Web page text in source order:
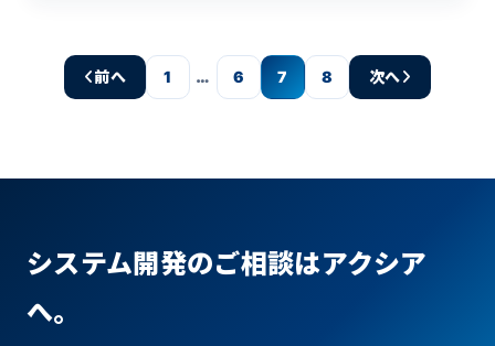
前へ 1 … 6 7 8 次へ
システム開発のご相談はアクシア
へ。